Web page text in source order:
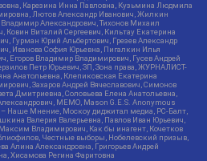
Карезина Инна Павловна, Кузьмина Людмила
Лютов Александр Иванович, Жилкин
Александрович, Тихонов Михаил
Ковин Виталий Сергеевич, Кильтау Екатерина
Гурман Юрий Альбертович, Грезев Александр
Иванова София Юрьевна, Пигалкин Илья
Егоров Владимир Владимирович, Гусев Андрей
Петр Юрьевич, ЗП, Зона права, ЖУРНАЛИСТ-
Анатольевна, Клепиковская Екатерина
Захаров Андрей Вячеславович, Симонов
Дмитриевна, Соловьева Елена Анатольевна,
МЕМО, Mason G.E.S. Anonymous
Наше Мнение, Москоу диджитал медиа, РС-Балт,
Валерия Валерьевна, Павлов Иван Юрьевич,
Владимирович, Как бы инагент, Кочетков
Честные выборы, Нобелевский призыв,
Алина Александровна, Григорьев Андрей
Хисамова Регина Фаритовна